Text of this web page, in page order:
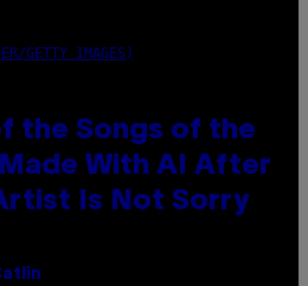
GETTY IMAGES)
the Songs of the
With AI After
Is Not Sorry